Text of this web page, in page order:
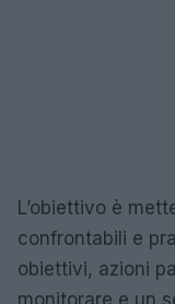
L’obiettivo è
confrontabili e
obiettivi, azioni
monitorare e un